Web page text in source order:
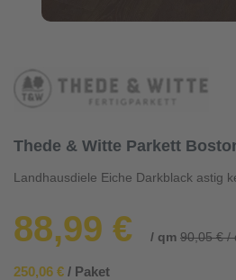
Thede & Witte Parkett
Landhausdiele Eiche Darkblack astig
88,99 € / qm 90,05 € /
250,06 € / Paket